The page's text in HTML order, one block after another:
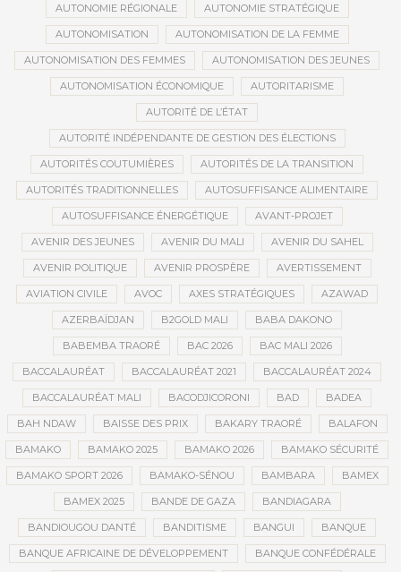
AUTONOMIE RÉGIONALE AUTONOMIE STRATÉGIQUE
AUTONOMISATION AUTONOMISATION DE LA FEMME
AUTONOMISATION DES FEMMES AUTONOMISATION DES JEUNES
AUTONOMISATION ÉCONOMIQUE AUTORITARISME
AUTORITÉ DE L’ÉTAT
AUTORITÉ INDÉPENDANTE DE GESTION DES ÉLECTIONS
AUTORITÉS COUTUMIÈRES AUTORITÉS DE LA TRANSITION
AUTORITÉS TRADITIONNELLES AUTOSUFFISANCE ALIMENTAIRE
AUTOSUFFISANCE ÉNERGÉTIQUE AVANT-PROJET
AVENIR DES JEUNES AVENIR DU MALI AVENIR DU SAHEL
AVENIR POLITIQUE AVENIR PROSPÈRE AVERTISSEMENT
AVIATION CIVILE AVOC AXES STRATÉGIQUES AZAWAD
AZERBAÏDJAN B2GOLD MALI BABA DAKONO
BABEMBA TRAORÉ BAC 2026 BAC MALI 2026
BACCALAURÉAT BACCALAURÉAT 2021 BACCALAURÉAT 2024
BACCALAURÉAT MALI BACODJICORONI BAD BADEA
BAH NDAW BAISSE DES PRIX BAKARY TRAORÉ BALAFON
BAMAKO BAMAKO 2025 BAMAKO 2026 BAMAKO SÉCURITÉ
BAMAKO SPORT 2026 BAMAKO-SÉNOU BAMBARA BAMEX
BAMEX 2025 BANDE DE GAZA BANDIAGARA
BANDIOUGOU DANTÉ BANDITISME BANGUI BANQUE
BANQUE AFRICAINE DE DÉVELOPPEMENT BANQUE CONFÉDÉRALE